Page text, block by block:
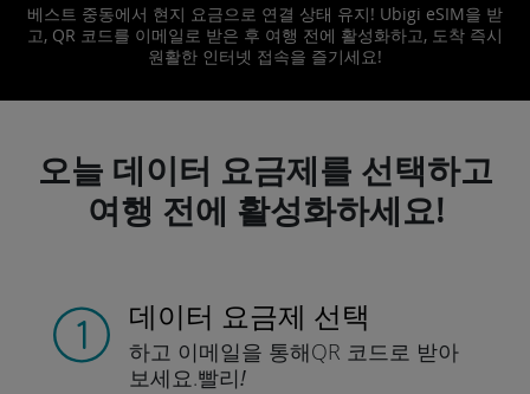
베스트 중동에서 현지 요금으로 연결 상태 유지! Ubigi eSIM을 받
고, QR 코드를 이메일로 받은 후 여행 전에 활성화하고, 도착 즉시
원활한 인터넷 접속을 즐기세요!
오늘 데이터 요금제를 선택하고
여행 전에 활성화하세요!
데이터 요금제 선택
하고 이메일을 통해QR 코드로 받아
보세요.빨리!